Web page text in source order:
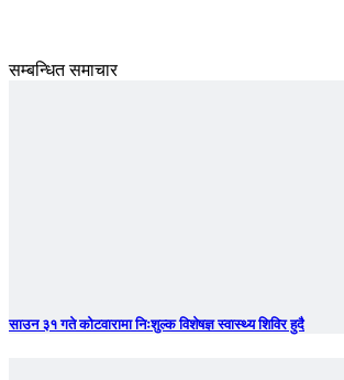
सम्बन्धित समाचार
साउन ३१ गते कोटवारामा निःशुल्क विशेषज्ञ स्वास्थ्य शिविर हुदै